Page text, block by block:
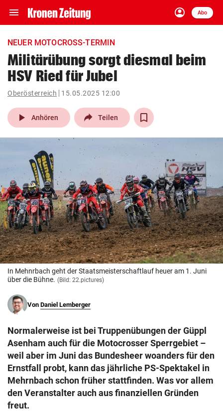
menu Navigation
ein-/ausklappen
account_circle
Anmelden
Abo
close Schließen
account_circle Anmelden
pin_drop
Wien arrow_right
bookmark
search
Suchbegriff
eingeben
© Krone Multimedia GmbH & Co KG 2026
Muthgasse 2, 1190 Wien
NEUER MOTOCROSS-TERMIN
Militärübung sorgt diesmal beim
HSV Ried für Jubel
Oberösterreich 15.05.2025 12:00
play_arrow Anhören Teilen
In Mehnrbach geht der Staatsmeisterschaftlauf heuer am 1. Juni
über die Bühne. (Bild: 22.pictures)
Von Daniel Lemberger
Normalerweise ist bei Truppenübungen der Güppl
Asenham auch für die Motocrosser Sperrgebiet –
weil aber im Juni das Bundesheer woanders für den
Ernstfall probt, kann das jährliche PS-Spektakel in
Mehrnbach schon früher stattfinden. Was vor allem
den Veranstalter auch aus finanziellen Gründen
freut.